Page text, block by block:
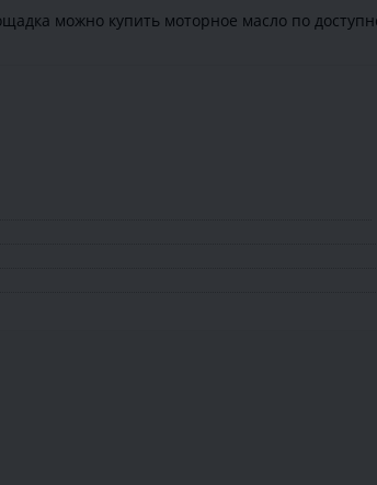
можно купить моторное масло по